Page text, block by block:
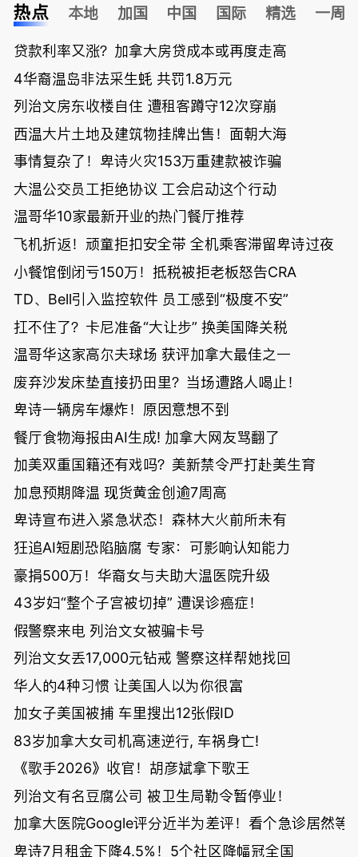
热点 本地 加国 中国 国际 精选 一周
贷款利率又涨？加拿大房贷成本或再度走高
4华裔温岛非法采生蚝 共罚1.8万元
列治文房东收楼自住 遭租客蹲守12次穿崩
西温大片土地及建筑物挂牌出售！面朝大海
事情复杂了！卑诗火灾153万重建款被诈骗
大温公交员工拒绝协议 工会启动这个行动
温哥华10家最新开业的热门餐厅推荐
飞机折返！顽童拒扣安全带 全机乘客滞留卑诗过夜
小餐馆倒闭亏150万！抵税被拒老板怒告CRA
TD、Bell引入监控软件 员工感到“极度不安”
扛不住了？卡尼准备“大让步” 换美国降关税
温哥华这家高尔夫球场 获评加拿大最佳之一
废弃沙发床垫直接扔田里？当场遭路人喝止！
卑诗一辆房车爆炸！原因意想不到
餐厅食物海报由AI生成! 加拿大网友骂翻了
加美双重国籍还有戏吗？美新禁令严打赴美生育
加息预期降温 现货黄金创逾7周高
卑诗宣布进入紧急状态！森林大火前所未有
狂追AI短剧恐陷脑腐 专家：可影响认知能力
豪捐500万！华裔女与夫助大温医院升级
43岁妇“整个子宫被切掉” 遭误诊癌症！
假警察来电 列治文女被骗卡号
列治文女丢17,000元钻戒 警察这样帮她找回
华人的4种习惯 让美国人以为你很富
加女子美国被捕 车里搜出12张假ID
83岁加拿大女司机高速逆行, 车祸身亡!
《歌手2026》收官！胡彦斌拿下歌王
列治文有名豆腐公司 被卫生局勒令暂停业！
加拿大医院Google评分近半为差评！看个急诊居然等
卑诗7月租金下降4.5%！5个社区降幅冠全国